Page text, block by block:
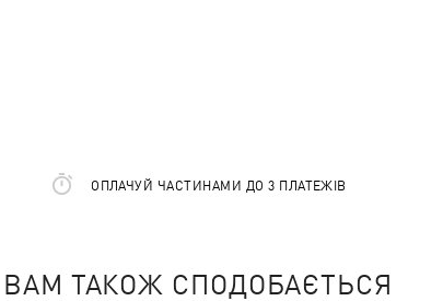
ОПЛАЧУЙ ЧАСТИНАМИ ДО 3 ПЛАТЕЖІВ
ВАМ ТАКОЖ СПОДОБАЄТЬСЯ